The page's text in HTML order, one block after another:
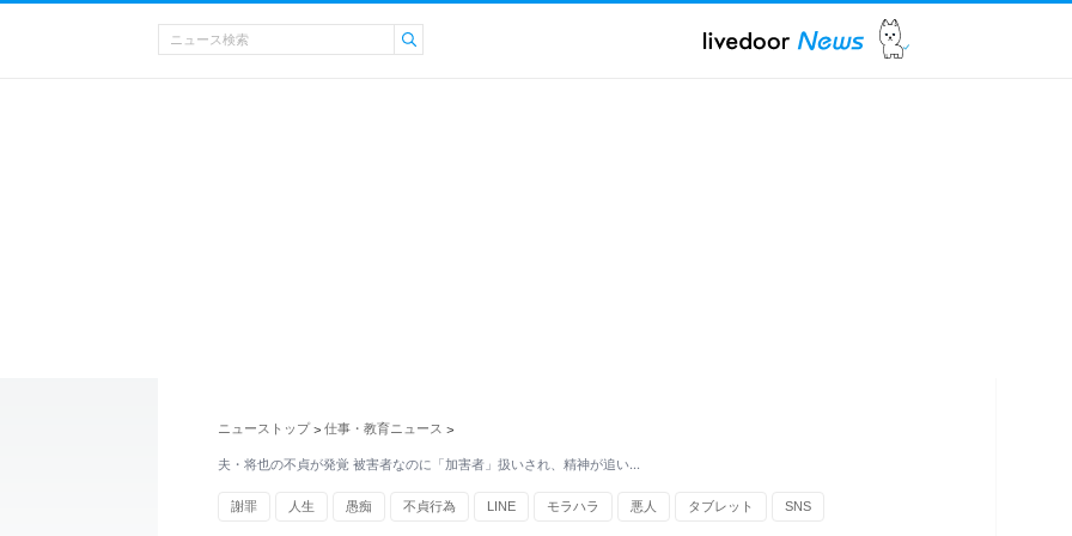
ニューストップ > 仕事・教育ニュース >
夫・将也の不貞が発覚 被害者なのに「加害者」扱いされ、精神が追い…
謝罪 人生 愚痴 不貞行為 LINE モラハラ 悪人 タブレット SNS